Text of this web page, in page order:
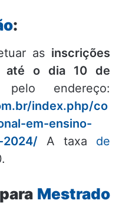
:
as inscrições
até o dia 10 de
endereço:
index.php/co
em-ensino-
2024/ A taxa de
para Mestrado